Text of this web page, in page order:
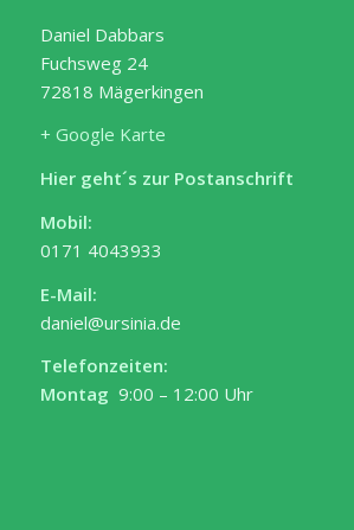
Daniel Dabbars
Fuchsweg 24
72818 Mägerkingen
+ Google Karte
Hier geht´s zur Postanschrift
Mobil:
0171 4043933
E-Mail:
daniel@ursinia.de
Telefonzeiten:
Montag 9:00 – 12:00 Uhr